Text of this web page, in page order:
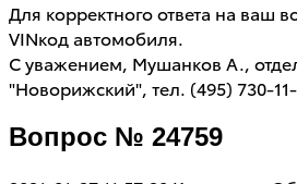
Для корректного ответа на ваш
VINкод автомобиля.
С уважением, Мушанков А.,
"Новорижский", тел. (495) 730-
Вопрос № 24759